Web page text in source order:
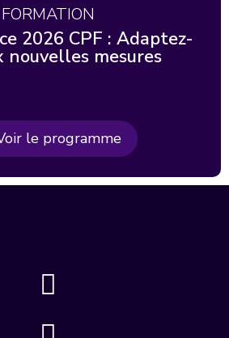
FORMATION
2026 CPF : Adaptez-
nouvelles mesures
le programme